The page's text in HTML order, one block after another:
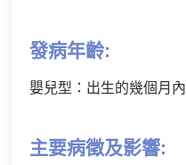
發病年齡:
嬰兒型：出生的幾個月內
主要病徵及影響: